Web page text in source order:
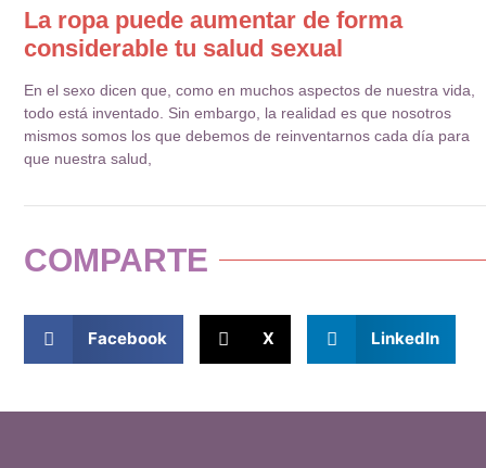
La ropa puede aumentar de forma
considerable tu salud sexual
En el sexo dicen que, como en muchos aspectos de nuestra vida,
todo está inventado. Sin embargo, la realidad es que nosotros
mismos somos los que debemos de reinventarnos cada día para
que nuestra salud,
COMPARTE
Facebook X LinkedIn